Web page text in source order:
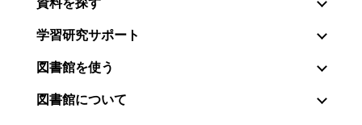
学習研究サポート
図書館を使う
図書館について